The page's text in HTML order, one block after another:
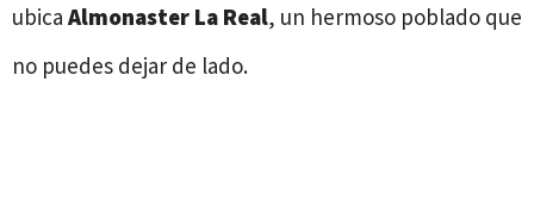
ubica Almonaster La Real, un hermoso poblado que
no puedes dejar de lado.